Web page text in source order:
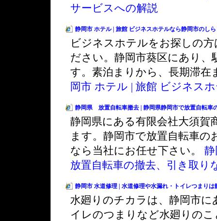
サービスへの解説
静岡市 ホテル | 旅館 ビジネスホテルなら静岡市のし
ビジネスホテルをお探しの
ださい。静岡市葵区にあり
す。素泊まりから、長期滞
岡市 ホテル | 旅館 ビジネス
静岡県 放置自転車撤去 | 静岡県静岡市で放置自転車
静岡県にある有限会社大須賀
ます。静岡市で放置自転車
なら当社にお任せ下さい。
放置自転車の撤去、引き取り
静岡市 水道修理 | 水道修理や水漏れ・トイレつまりは
水廻りのチカラは、静岡市
イレのつまりなど水廻りの